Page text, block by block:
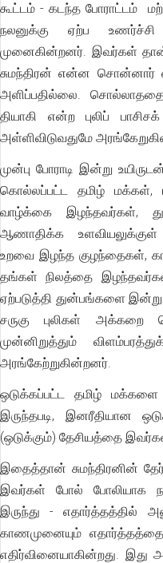
கூட்டம் - கடந்த போராட்டம்
நலனுக்கு ஏற்ப
முனைகின்றனர். இவர்கள் தான்
சுமந்திரன் என்ன சொன்னார்
அளிப்பதில்லை.
தியாகி என்ற புலிப்
அள்ளிவிடுவதுமே
முன்பு போராடி இன்று
கொல்லப்பட்ட தமிழ் மக்கள்,
வாழ்க்கை இழந்தவர்கள்,
ஆணாதிக்க
உறவை இழந்த குழந்தைகள்,
தங்கள் நிலத்தை
ஏற்படுத்தி துன்பங்களை
சருகு புலிகள்
முன்னிறுத்தும்
அரங்கேற்றுகின்றனர்.
ஒடுக்கப்பட்ட தமிழ்
இருந்தபடி, இனரீதியான
(ஒடுக்கும்) தேசியத்தை
இதைத்தான் சுமந்திரனின்
இவர்கள் போல் போலியாக
இருந்து - எதார்த்தத்தில்
காணமுனையும்
எதிர்வினையாகின்றது. இது